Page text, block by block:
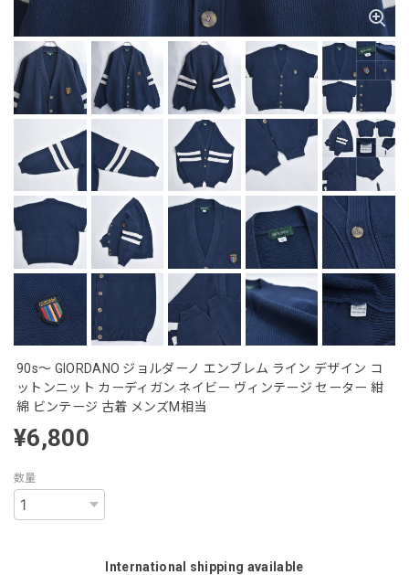
90s～ GIORDANO ジョルダーノ エンブレム ライン デザイン コ
ットンニット カーディガン ネイビー ヴィンテージ セーター 紺
綿 ビンテージ 古着 メンズM相当
¥6,800
数量
International shipping available